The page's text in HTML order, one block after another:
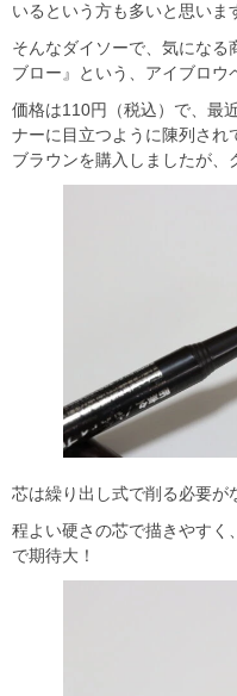
いるという方も多いと思いま
そんなダイソーで、気になる
ブロー』という、アイブロウ
価格は110円（税込）で、最
ナーに目立つように陳列され
ブラウンを購入しましたが、
芯は繰り出し式で削る必要が
程よい硬さの芯で描きやすく
で期待大！